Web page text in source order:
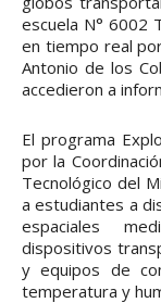
escuela N° 6002
en tiempo real
Antonio de los
accedieron a
El programa
por la
Tecnológico del
a estudiantes a
espaciales
dispositivos
y equipos de
temperatura y